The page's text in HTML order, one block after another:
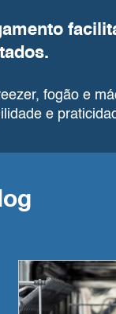
fogão e
e